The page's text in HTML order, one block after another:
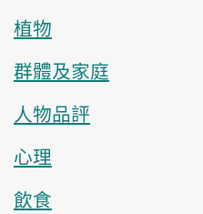
植物
群體及家庭
人物品評
心理
飲食